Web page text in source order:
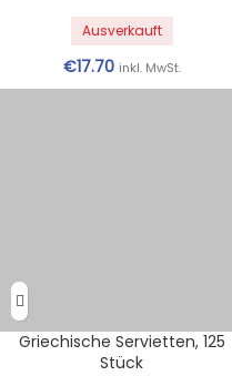
Ausverkauft
€17.70 inkl. MwSt.
Griechische Servietten, 125
Stück